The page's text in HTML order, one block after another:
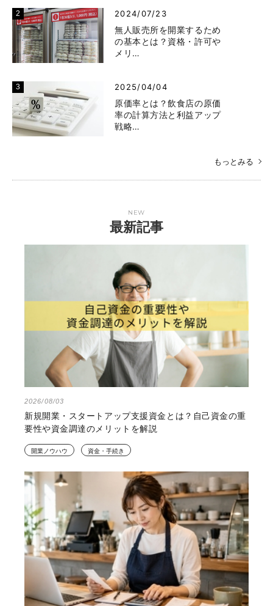
2024/07/23
無人販売所を開業するため
の基本とは？資格・許可や
メリ…
2025/04/04
原価率とは？飲食店の原価
率の計算方法と利益アップ
戦略…
もっとみる
NEW
最新記事
2026/08/03
新規開業・スタートアップ支援資金とは？自己資金の重
要性や資金調達のメリットを解説
開業ノウハウ 資金・手続き